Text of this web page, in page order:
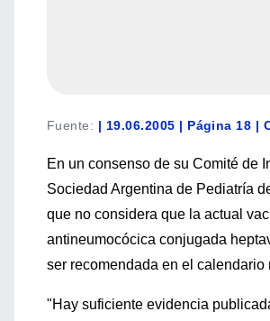
Fuente: | 19.06.2005 | Página 18 |
En un consenso de su Comité de
Sociedad Argentina de Pediatría
que no considera que la actual
antineumocócica conjugada
ser recomendada en el calendario
"Hay suficiente evidencia